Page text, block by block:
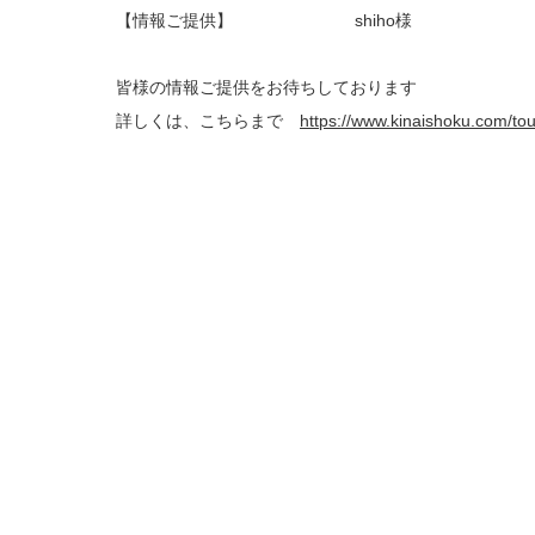
【情報ご提供】 shiho様
皆様の情報ご提供をお待ちしております
詳しくは、こちらまで https://www.kinaishoku.com/